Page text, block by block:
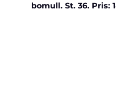
bomull. St. 36. Pris: